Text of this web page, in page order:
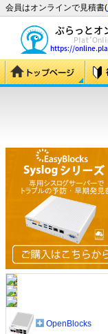
会員はオンラインで見積書(
OpenBlocks